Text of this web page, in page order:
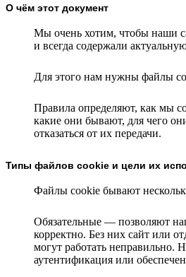
О чём этот документ
Мы очень хотим, чтобы наши
и всегда содержали
Для этого нам нужны файлы
Правила определяют, как мы
какие они бывают, для чего
отказаться от их передачи.
Типы файлов cookie и цели их
Файлы cookie бывают
Обязательные — позволяют
корректно. Без них сайт или
могут работать неправильно.
аутентификация или